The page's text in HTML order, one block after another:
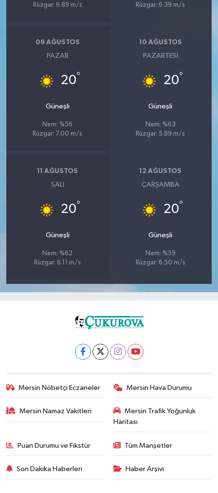
Rüzgar: 6.89 m/s
Rüzgar: 6.39 m/s
09 AĞUSTOS
PAZAR
20°
Güneşli
Nem: %56
Rüzgar: 7.00 m/s
10 AĞUSTOS
PAZARTESI
20°
Güneşli
Nem: %63
Rüzgar: 5.89 m/s
11 AĞUSTOS
SALI
20°
Güneşli
Nem: %62
Rüzgar: 6.11 m/s
12 AĞUSTOS
ÇARŞAMBA
20°
Güneşli
Nem: %59
Rüzgar: 6.50 m/s
Mersin Nöbetçi Eczaneler Mersin Hava Durumu
Mersin Namaz Vakitleri
Mersin Trafik Yoğunluk
Haritası
Puan Durumu ve Fikstür Tüm Manşetler
Son Dakika Haberleri Haber Arşivi